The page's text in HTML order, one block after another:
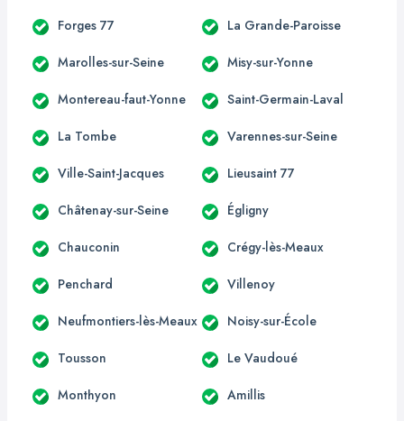
Forges 77 La Grande-Paroisse
Marolles-sur-Seine Misy-sur-Yonne
Montereau-faut-Yonne Saint-Germain-Laval
La Tombe Varennes-sur-Seine
Ville-Saint-Jacques Lieusaint 77
Châtenay-sur-Seine Égligny
Chauconin Crégy-lès-Meaux
Penchard Villenoy
Neufmontiers-lès-Meaux Noisy-sur-École
Tousson Le Vaudoué
Monthyon Amillis